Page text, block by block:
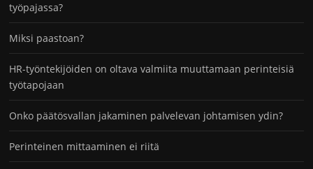
työpajassa?
Miksi paastoan?
HR-työntekijöiden on oltava valmiita muuttamaan perinteisiä
työtapojaan
Onko päätösvallan jakaminen palvelevan johtamisen ydin?
Perinteinen mittaaminen ei riitä